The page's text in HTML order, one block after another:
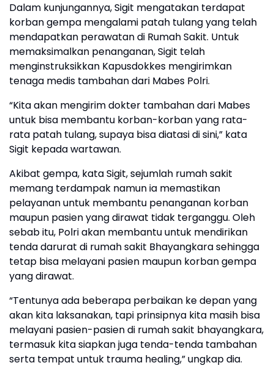
Dalam kunjungannya, Sigit mengatakan terdapat
korban gempa mengalami patah tulang yang telah
mendapatkan perawatan di Rumah Sakit. Untuk
memaksimalkan penanganan, Sigit telah
menginstruksikkan Kapusdokkes mengirimkan
tenaga medis tambahan dari Mabes Polri.
“Kita akan mengirim dokter tambahan dari Mabes
untuk bisa membantu korban-korban yang rata-
rata patah tulang, supaya bisa diatasi di sini,” kata
Sigit kepada wartawan.
Akibat gempa, kata Sigit, sejumlah rumah sakit
memang terdampak namun ia memastikan
pelayanan untuk membantu penanganan korban
maupun pasien yang dirawat tidak terganggu. Oleh
sebab itu, Polri akan membantu untuk mendirikan
tenda darurat di rumah sakit Bhayangkara sehingga
tetap bisa melayani pasien maupun korban gempa
yang dirawat.
“Tentunya ada beberapa perbaikan ke depan yang
akan kita laksanakan, tapi prinsipnya kita masih bisa
melayani pasien-pasien di rumah sakit bhayangkara,
termasuk kita siapkan juga tenda-tenda tambahan
serta tempat untuk trauma healing,” ungkap dia.